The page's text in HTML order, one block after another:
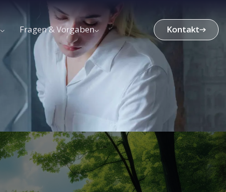
Fragen & Vorgaben Kontakt